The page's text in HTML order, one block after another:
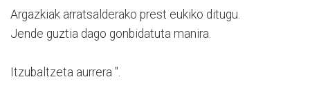
Argazkiak arratsalderako prest eukiko ditugu.
Jende guztia dago gonbidatuta manira.
Itzubaltzeta aurrera ".